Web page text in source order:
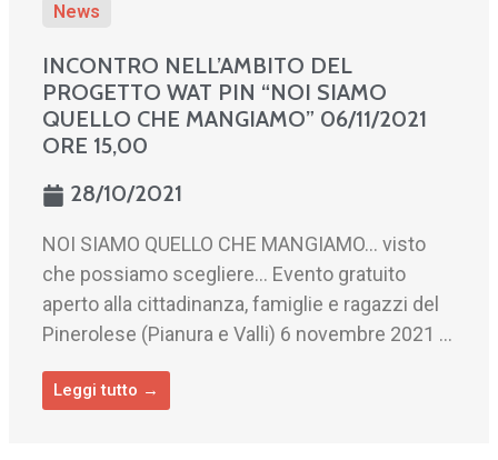
News
INCONTRO NELL’AMBITO DEL
PROGETTO WAT PIN “NOI SIAMO
QUELLO CHE MANGIAMO” 06/11/2021
ORE 15,00
28/10/2021
NOI SIAMO QUELLO CHE MANGIAMO… visto
che possiamo scegliere… Evento gratuito
aperto alla cittadinanza, famiglie e ragazzi del
Pinerolese (Pianura e Valli) 6 novembre 2021 ...
Leggi tutto →